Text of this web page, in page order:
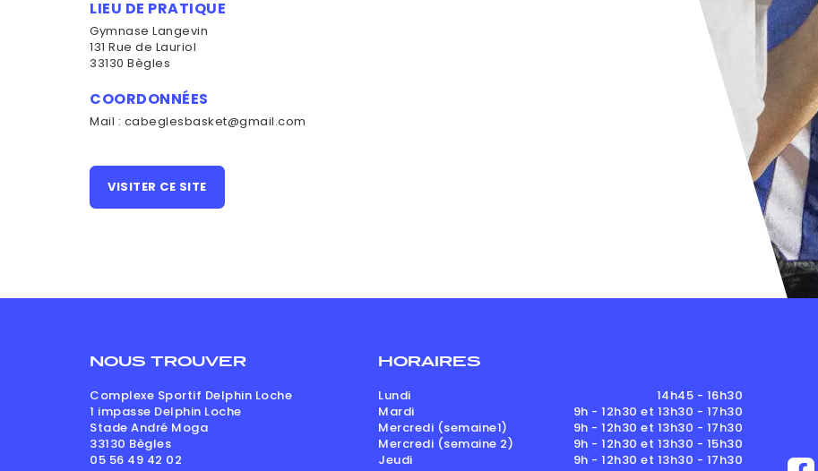
LIEU DE PRATIQUE
Gymnase Langevin
131 Rue de Lauriol
33130 Bègles
COORDONNÉES
Mail : cabeglesbasket@gmail.com
VISITER CE SITE
NOUS TROUVER
Complexe Sportif Delphin Loche
1 impasse Delphin Loche
Stade André Moga
33130 Bègles
05 56 49 42 02
HORAIRES
Lundi
14h45 - 16h30
Mardi
9h - 12h30 et 13h30 - 17h30
Mercredi (semaine1)
9h - 12h30 et 13h30 - 17h30
Mercredi (semaine 2)
9h - 12h30 et 13h30 - 15h30
Jeudi
9h - 12h30 et 13h30 - 17h30